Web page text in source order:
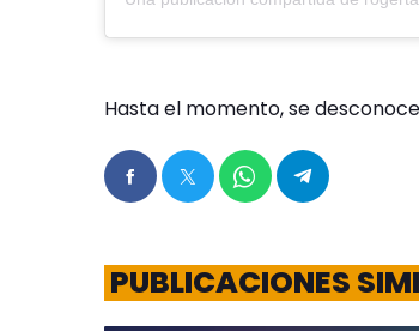
Hasta el momento, se
PUBLICACIONES